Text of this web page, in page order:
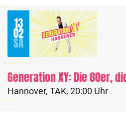
13
02
SA
Hannover, TAK, 20:00 Uhr